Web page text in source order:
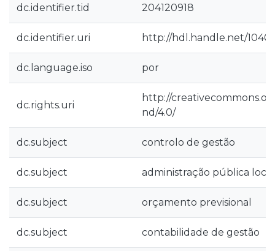
dc.identifier.tid 204120918
dc.identifier.uri http://hdl.handle.net/
dc.language.iso por
dc.rights.uri
http://
nd/4.0/
dc.subject controlo de gestão
dc.subject administração pública local
dc.subject orçamento previsional
dc.subject contabilidade de gestão